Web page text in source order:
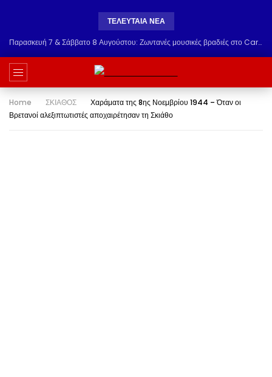
ΤΕΛΕΥΤΑΊΑ ΝΈΑ
Παρασκευή 7 & Σάββατο 8 Αυγούστου: Ζωντανές μουσικές βραδιές στο Carnayo Restaurant! Δύο μοναδικά live στο Alkyon Hotel στη Σκιάθο
Home ΣΚΙΑΘΟΣ
Χαράματα της 8ης Νοεμβρίου 1944 – Όταν οι
Βρετανοί αλεξιπτωτιστές αποχαιρέτησαν τη Σκιάθο